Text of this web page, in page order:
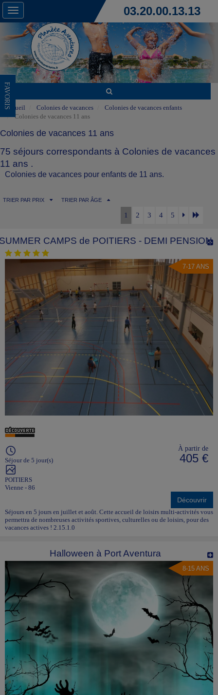
Toggle
navigation
03.20.00.13.13
FAVORIS
Accueil Colonies de vacances
Colonies de vacances enfants
Colonies de vacances 11 ans
Colonies de vacances 11 ans
75 séjours correspondants à Colonies de vacances
11 ans .
Colonies de vacances pour enfants de 11 ans.
TRIER PAR PRIX TRIER PAR ÂGE
1 2 3 4 5
CAMPS de POITIERS - DEMI PENSION
7-17 ANS
Séjour de 5 jour(s)
POITIERS
Vienne - 86
À partir de
405 €
Découvrir
Séjours en 5 jours en juillet et août. Cette accueil de loisirs multi-activités vous
permettra de nombreuses activités sportives, culturelles ou de loisirs, pour des
vacances actives ! 2.15.1.0
Halloween à Port Aventura
8-15 ANS